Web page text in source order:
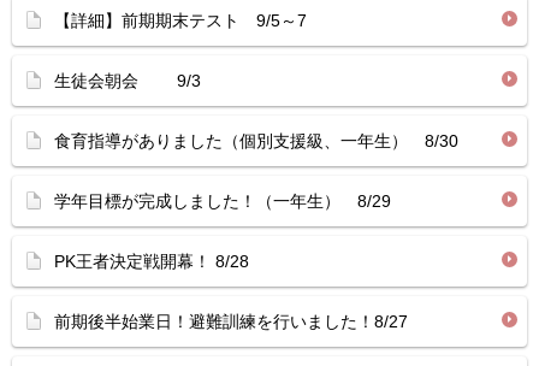
【詳細】前期期末テスト 9/5～7
生徒会朝会 9/3
食育指導がありました（個別支援級、一年生） 8/30
学年目標が完成しました！（一年生） 8/29
PK王者決定戦開幕！ 8/28
前期後半始業日！避難訓練を行いました！8/27